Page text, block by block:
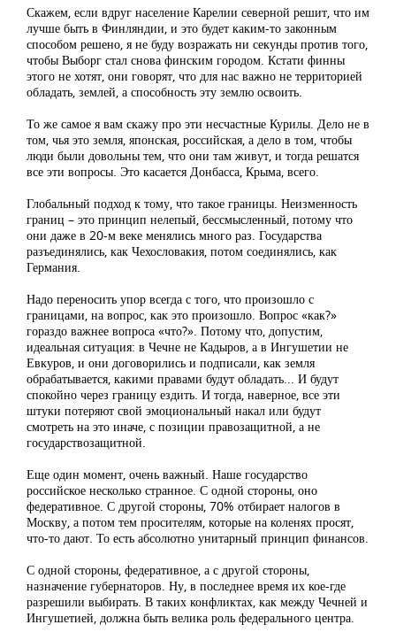
Скажем, если вдруг население Карелии северной решит, что им
лучше быть в Финляндии, и это будет каким-то законным
способом решено, я не буду возражать ни секунды против того,
чтобы Выборг стал снова финским городом. Кстати финны
этого не хотят, они говорят, что для нас важно не территорией
обладать, землей, а способность эту землю освоить.
То же самое я вам скажу про эти несчастные Курилы. Дело не в
том, чья это земля, японская, российская, а дело в том, чтобы
люди были довольны тем, что они там живут, и тогда решатся
все эти вопросы. Это касается Донбасса, Крыма, всего.
Глобальный подход к тому, что такое границы. Неизменность
границ – это принцип нелепый, бессмысленный, потому что
они даже в 20-м веке менялись много раз. Государства
разъединялись, как Чехословакия, потом соединялись, как
Германия.
Надо переносить упор всегда с того, что произошло с
границами, на вопрос, как это произошло. Вопрос «как?»
гораздо важнее вопроса «что?». Потому что, допустим,
идеальная ситуация: в Чечне не Кадыров, а в Ингушетии не
Евкуров, и они договорились и подписали, как земля
обрабатывается, какими правами будут обладать... И будут
спокойно через границу ездить. И тогда, наверное, все эти
штуки потеряют свой эмоциональный накал или будут
смотреть на это иначе, с позиции правозащитной, а не
государствозащитной.
Еще один момент, очень важный. Наше государство
российское несколько странное. С одной стороны, оно
федеративное. С другой стороны, 70% отбирает налогов в
Москву, а потом тем просителям, которые на коленях просят,
что-то дают. То есть абсолютно унитарный принцип финансов.
С одной стороны, федеративное, а с другой стороны,
назначение губернаторов. Ну, в последнее время их кое-где
разрешили выбирать. В таких конфликтах, как между Чечней и
Ингушетией, должна быть велика роль федерального центра.